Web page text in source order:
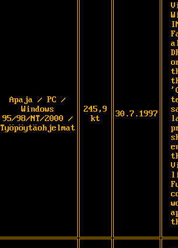
Apaja / PC /
Windows
95/98/NT/2000 /
Työpöytäohjelmat
245,9
kt
30.7.1997